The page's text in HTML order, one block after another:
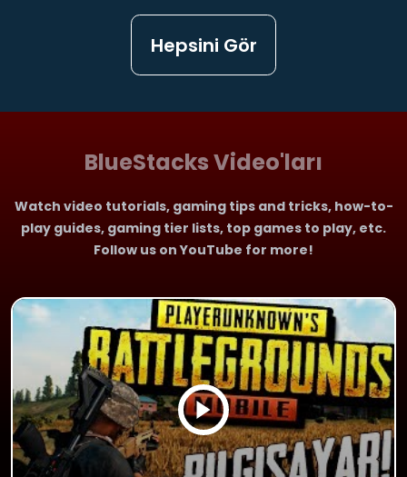
Hepsini Gör
BlueStacks Video'ları
Watch video tutorials, gaming tips and tricks, how-to-
play guides, gaming tier lists, top games to play, etc.
Follow us on YouTube for more!